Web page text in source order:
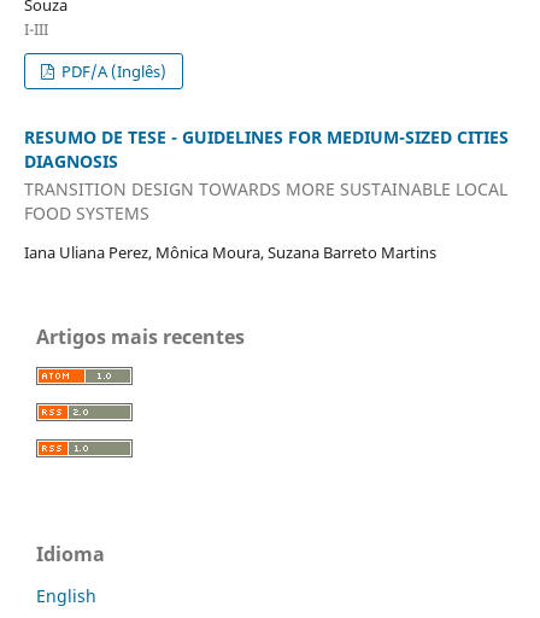
Souza
I-III
PDF/A (Inglês)
RESUMO DE TESE - GUIDELINES FOR MEDIUM-SIZED CITIES
DIAGNOSIS
TRANSITION DESIGN TOWARDS MORE SUSTAINABLE LOCAL
FOOD SYSTEMS
Iana Uliana Perez, Mônica Moura, Suzana Barreto Martins
Artigos mais recentes
Idioma
English